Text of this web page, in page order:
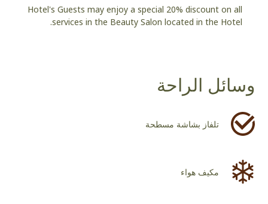
Hotel's Guests may enjoy a special 20% discount on all
services in the Beauty Salon located in the Hotel.
وسائل الراحة
تلفاز بشاشة مسطحة
مكيف هواء